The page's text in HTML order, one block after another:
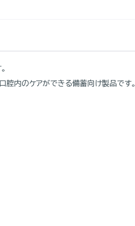
内のケアができる備蓄向け製品です。